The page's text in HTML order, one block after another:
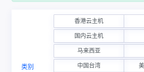
类别
香港云主机
国内云主机
马来西亚
中国台湾